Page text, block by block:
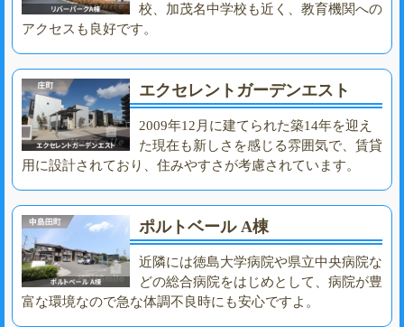
校、加茂名中学校も近く、教育機関への
アクセスも良好です。
エクセレントガーデンエスト
2009年12月に建てられた築14年を迎え
た現在も新しさを感じる雰囲気で、賃貸
用に設計されており、住みやすさが考慮されています。
ポルトベール A棟
近隣には徳島大学病院や県立中央病院な
どの総合病院をはじめとして、病院が豊
富な環境なので急な体調不良時にも安心ですよ。